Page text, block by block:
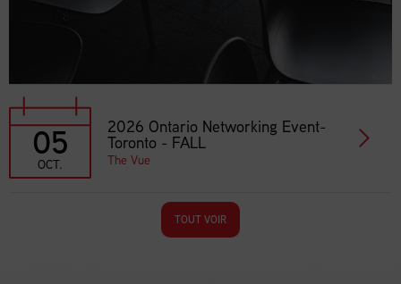
05
OCT.
2026 Ontario Networking Event-
Toronto - FALL
The Vue
TOUT VOIR